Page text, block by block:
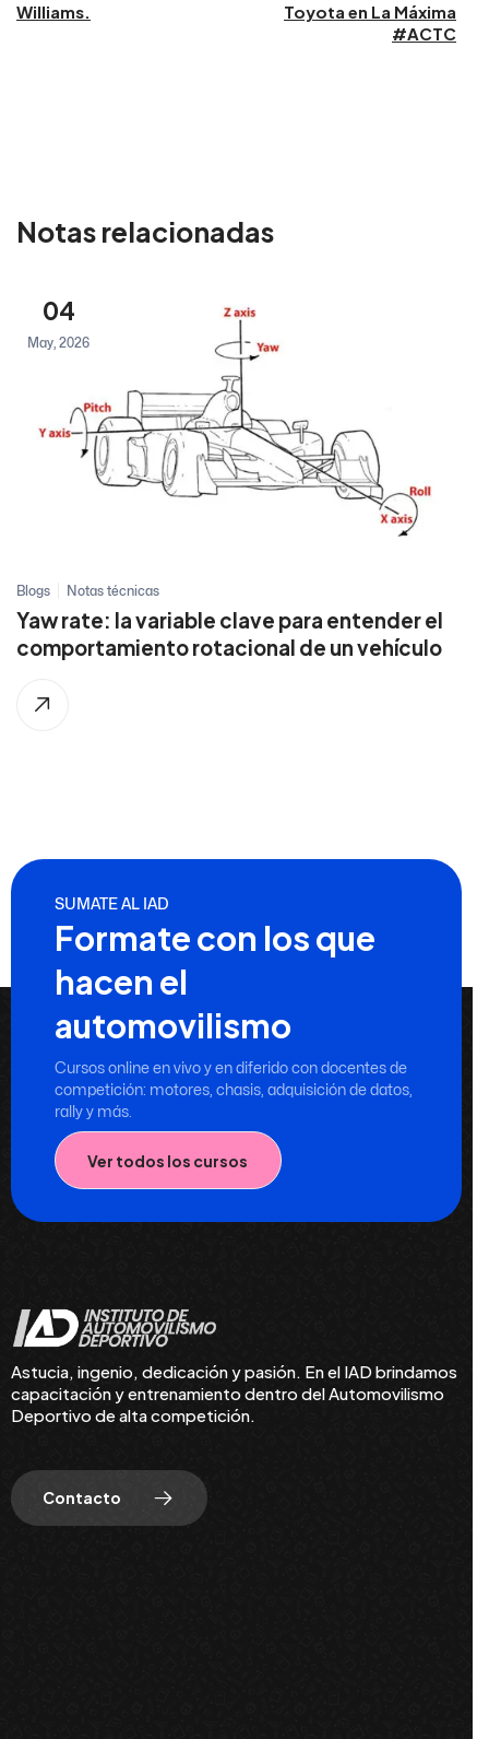
Williams.
Toyota en La Máxima
#ACTC
Notas relacionadas
04
May, 2026
Blogs Notas técnicas
Yaw rate: la variable clave para entender el
comportamiento rotacional de un vehículo
SUMATE AL IAD
Formate con los que
hacen el
automovilismo
Cursos online en vivo y en diferido con docentes de
competición: motores, chasis, adquisición de datos,
rally y más.
Ver todos los cursos
Astucia, ingenio, dedicación y pasión. En el IAD brindamos
capacitación y entrenamiento dentro del Automovilismo
Deportivo de alta competición.
Contacto